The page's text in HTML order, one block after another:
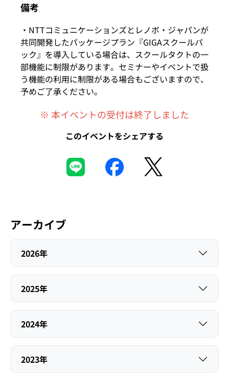
備考
・NTTコミュニケーションズとレノボ・ジャパンが
共同開発したパッケージプラン『GIGAスクールパ
ック』を導入している場合は、スクールタクトの一
部機能に制限があります。セミナーやイベントで扱
う機能の利用に制限がある場合もございますので、
予めご了承ください。
※ 本イベントの受付は終了しました
このイベントをシェアする
アーカイブ
2026年
2025年
2024年
2023年